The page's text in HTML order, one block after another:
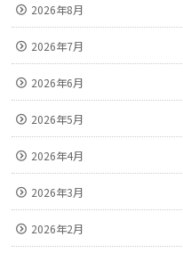
2026年8月
2026年7月
2026年6月
2026年5月
2026年4月
2026年3月
2026年2月